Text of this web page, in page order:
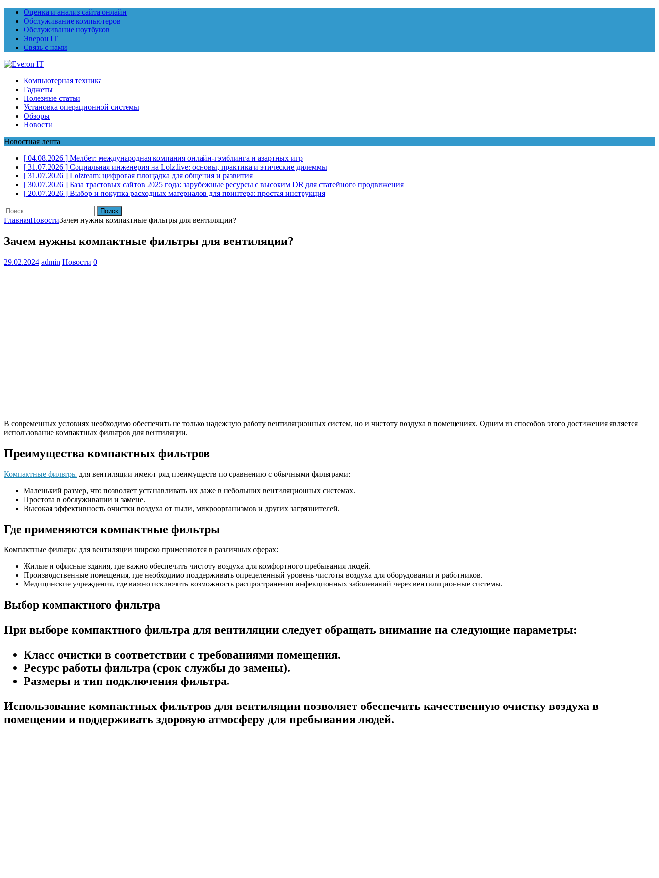
Оценка и анализ сайта онлайн
Обслуживание компьютеров
Обслуживание ноутбуков
Эверон IT
Связь с нами
Компьютерная техника
Гаджеты
Полезные статьи
Установка операционной системы
Обзоры
Новости
Новостная лента
[ 04.08.2026 ] Мелбет: международная компания онлайн-гэмблинга и азартных игр
[ 31.07.2026 ] Социальная инженерия на Lolz.live: основы, практика и этические дилеммы
[ 31.07.2026 ] Lolzteam: цифровая площадка для общения и развития
[ 30.07.2026 ] База трастовых сайтов 2025 года: зарубежные ресурсы с высоким DR для статейного продвижения
[ 20.07.2026 ] Выбор и покупка расходных материалов для принтера: простая инструкция
Найти:
ГлавнаяНовостиЗачем нужны компактные фильтры для вентиляции?
Зачем нужны компактные фильтры для вентиляции?
29.02.2024 admin Новости 0
В современных условиях необходимо обеспечить не только надежную работу вентиляционных систем, но и чистоту воздуха в помещениях. Одним из способов этого достижения является
использование компактных фильтров для вентиляции.
Преимущества компактных фильтров
Компактные фильтры для вентиляции имеют ряд преимуществ по сравнению с обычными фильтрами:
Маленький размер, что позволяет устанавливать их даже в небольших вентиляционных системах.
Простота в обслуживании и замене.
Высокая эффективность очистки воздуха от пыли, микроорганизмов и других загрязнителей.
Где применяются компактные фильтры
Компактные фильтры для вентиляции широко применяются в различных сферах:
Жилые и офисные здания, где важно обеспечить чистоту воздуха для комфортного пребывания людей.
Производственные помещения, где необходимо поддерживать определенный уровень чистоты воздуха для оборудования и работников.
Медицинские учреждения, где важно исключить возможность распространения инфекционных заболеваний через вентиляционные системы.
Выбор компактного фильтра
При выборе компактного фильтра для вентиляции следует обращать внимание на следующие параметры:
Класс очистки в соответствии с требованиями помещения.
Ресурс работы фильтра (срок службы до замены).
Размеры и тип подключения фильтра.
Использование компактных фильтров для вентиляции позволяет обеспечить качественную очистку воздуха в
помещении и поддерживать здоровую атмосферу для пребывания людей.